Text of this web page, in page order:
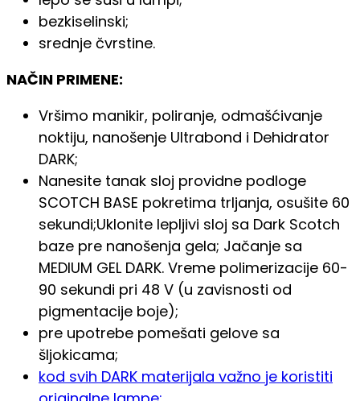
bezkiselinski;
srednje čvrstine.
NAČIN PRIMENE:
Vršimo manikir, poliranje, odmašćivanje
noktiju, nanošenje Ultrabond i Dehidrator
DARK;
Nanesite tanak sloj providne podloge
SCOTCH BASE pokretima trljanja, osušite 60
sekundi;Uklonite lepljivi sloj sa Dark Scotch
baze pre nanošenja gela; Jačanje sa
MEDIUM GEL DARK. Vreme polimerizacije 60-
90 sekundi pri 48 V (u zavisnosti od
pigmentacije boje);
pre upotrebe pomešati gelove sa
šljokicama;
kod svih DARK materijala važno je koristiti